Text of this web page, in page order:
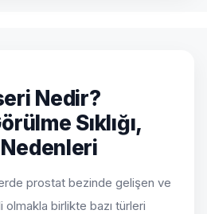
Nedir?
Sıklığı,
prostat bezinde gelişen ve
birlikte bazı türleri